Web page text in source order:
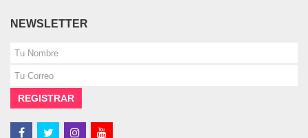
NEWSLETTER
REGISTRAR